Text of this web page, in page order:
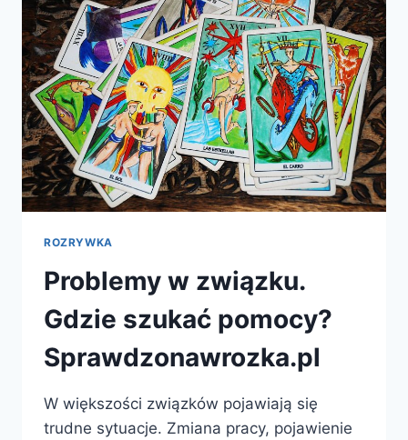
ROZRYWKA
Problemy w związku.
Gdzie szukać pomocy?
Sprawdzonawrozka.pl
W większości związków pojawiają się
trudne sytuacje. Zmiana pracy, pojawienie